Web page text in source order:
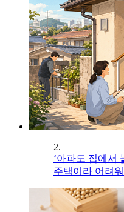
2.
‘아파도 집에서
주택이라 어려워